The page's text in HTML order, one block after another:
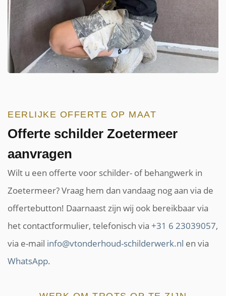
EERLIJKE OFFERTE OP MAAT
Offerte schilder Zoetermeer
aanvragen
Wilt u een offerte voor schilder- of behangwerk in
Zoetermeer? Vraag hem dan vandaag nog aan via de
offertebutton! Daarnaast zijn wij ook bereikbaar via
het contactformulier, telefonisch via +31 6 23039057,
via e-mail info@vtonderhoud-schilderwerk.nl en via
WhatsApp.